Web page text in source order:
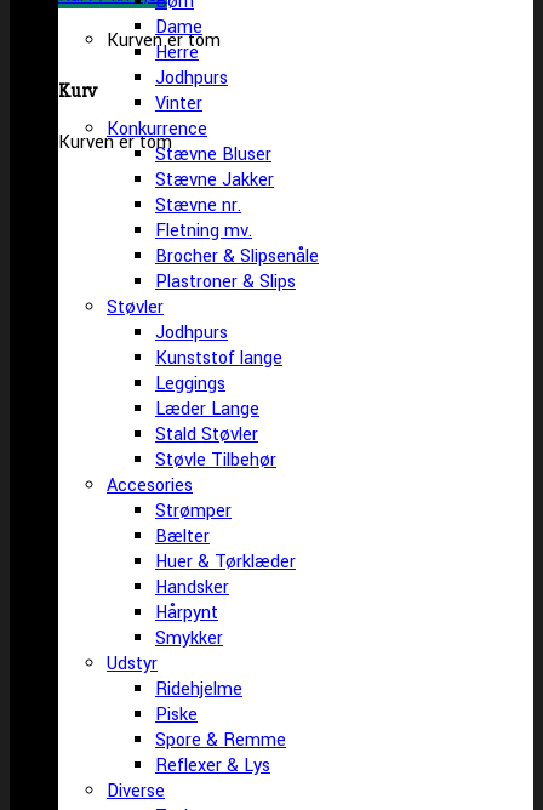
Kurven er tom
Kurv
Kurven er tom
Dame
Herre
Jodhpurs
Vinter
Konkurrence
Stævne Bluser
Stævne Jakker
Stævne nr.
Fletning mv.
Brocher & Slipsenåle
Plastroner & Slips
Støvler
Jodhpurs
Kunststof lange
Leggings
Læder Lange
Stald Støvler
Støvle Tilbehør
Accesories
Strømper
Bælter
Huer & Tørklæder
Handsker
Hårpynt
Smykker
Udstyr
Ridehjelme
Piske
Spore & Remme
Reflexer & Lys
Diverse